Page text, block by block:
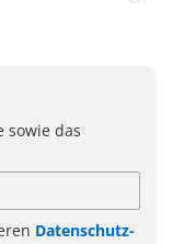
sowie das
Datenschutz-